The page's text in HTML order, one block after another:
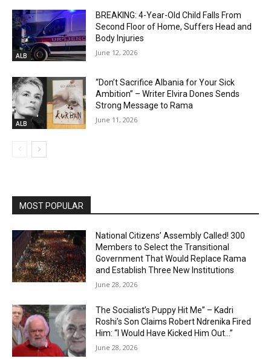
ALB
BREAKING: 4-Year-Old Child Falls From
Second Floor of Home, Suffers Head and
Body Injuries
June 12, 2026
ALB
“Don’t Sacrifice Albania for Your Sick
Ambition” – Writer Elvira Dones Sends
Strong Message to Rama
June 11, 2026
MOST POPULAR
National Citizens’ Assembly Called! 300
Members to Select the Transitional
Government That Would Replace Rama
and Establish Three New Institutions
June 28, 2026
The Socialist’s Puppy Hit Me” – Kadri
Roshi’s Son Claims Robert Ndrenika Fired
Him: “I Would Have Kicked Him Out…”
June 28, 2026